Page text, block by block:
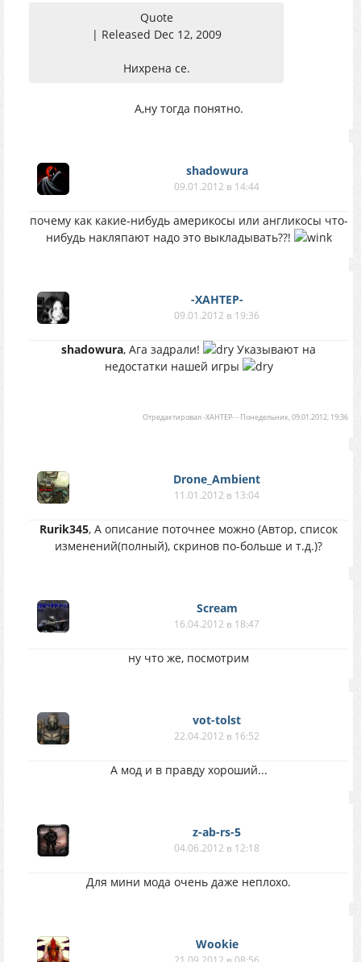
Quote
| Released Dec 12, 2009
Нихрена се.
А,ну тогда понятно.
shadowura
09.01.2012 в 14:44
почему как какие-нибудь америкосы или англикосы что-
нибудь накляпают надо это выкладывать??!
-XAHTEP-
09.01.2012 в 19:36
shadowura, Ага задрали!
Указывают на
недостатки нашей игры
Отредактировал-XAHTEP-- Понедельник, 09.01.2012, 19:36
Drone_Ambient
11.01.2012 в 13:04
Rurik345, А описание поточнее можно (Автор, список
изменений(полный), скринов по-больше и т.д.)?
Scream
16.04.2012 в 18:47
ну что же, посмотрим
vot-tolst
22.04.2012 в 16:52
А мод и в правду хороший...
z-ab-rs-5
04.06.2012 в 12:18
Для мини мода очень даже неплохо.
Wookie